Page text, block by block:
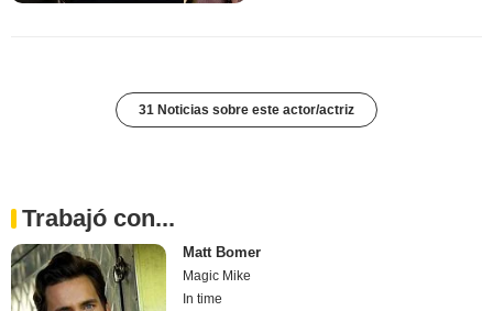
31 Noticias sobre este actor/actriz
Trabajó con...
Matt Bomer
Magic Mike
In time